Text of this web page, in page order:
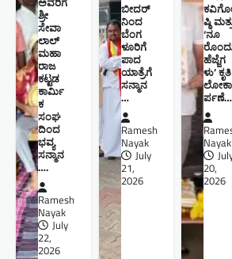
ಶ್ರೀ
ಸೇವಾ
ಲಾಲ್
ಮಹಾ
ರಾಜ
ಕಟ್ಟಡ
ಕಾರ್ಮಿ
ಕ
ಸಂಘ
ದಿಂದ
ಭವ್ಯ
ಸನ್ಮಾನ
….
Ramesh
Nayak
July
22,
2026
ಬೀದರ್
ನಿಂದ
ಬೆಂಗ
ಳೂರಿಗೆ
ಪಾದ
ಯಾತ್ರೆಗೆ
ಸನ್ಮಾನ
…
Ramesh
Nayak
July
21,
2026
ಷ್ಠಿ
‘ನೂ
ಹೆಜ್ಜೆಗ
ಳು’ ಕೃತಿ
ಲೋಕಾ
ರ್ಪಣೆ…
Nayak
20,
2026